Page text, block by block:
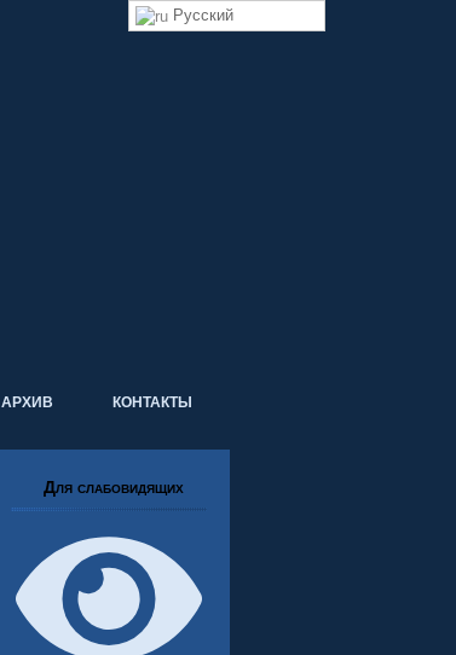
АРХИВ КОНТАКТЫ
Для слабовидящих
Русский